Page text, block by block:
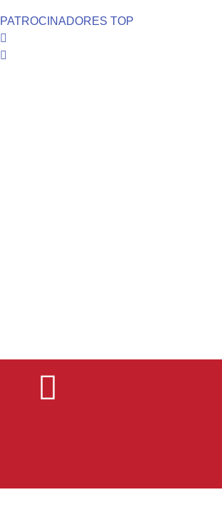
PATROCINADORES TOP